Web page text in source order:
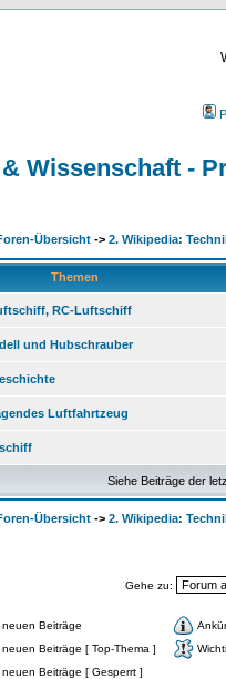
Wissenschaft -
Übersicht -> 2. Wikipedia:
Themen
RC-Luftschiff
und Hubschrauber
Luftfahrtzeug
Siehe Beiträge der
Übersicht -> 2. Wikipedia:
Gehe zu:
Beiträge
Beiträge [ Top-Thema ]
Beiträge [ Gesperrt ]